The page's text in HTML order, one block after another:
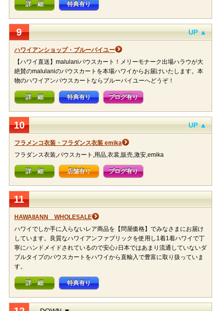
詳 細 特典有り
9 UP ▲
ハワイアンショップ・ブルーバイユー
【ハワイ直送】malulaniパウスカート！メリーモナーク出場ハラウが大
絶賛のmalulaniのパウスカートを本場ハワイからお届けいたします。本
物のハワイアンパウスカートならブルーバイユーへどうぞ！
詳 細 特典有り ブログ有り
10 UP ▲
フラメンコ衣装・フラダンス衣装 emika
フラダンス衣装,パウスカート,用品,衣裳,販売,激安,emika
詳 細 店舗有り ブログ有り
11
HAWAIIANN WHOLESALE
ハワイでしか手に入らないレア商品を【問屋価格】でみなさまにお届け
しています。良質なハワイアンファブリックを使用し1着1着ハワイで丁
寧にハンドメイドされているので安心♪日本ではあまり流通していないダ
ブルタイプのパウスカートをハワイから直輸入で豊富に取り扱っていま
す。
詳 細 特典有り